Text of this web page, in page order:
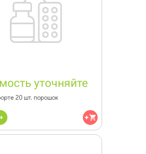
уточняйте
20 шт. порошок